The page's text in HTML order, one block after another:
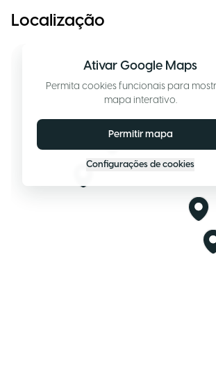
Localização
Ativar Google Maps
Permita cookies funcionais para
mapa interativo.
Permitir mapa
Configurações de cookies